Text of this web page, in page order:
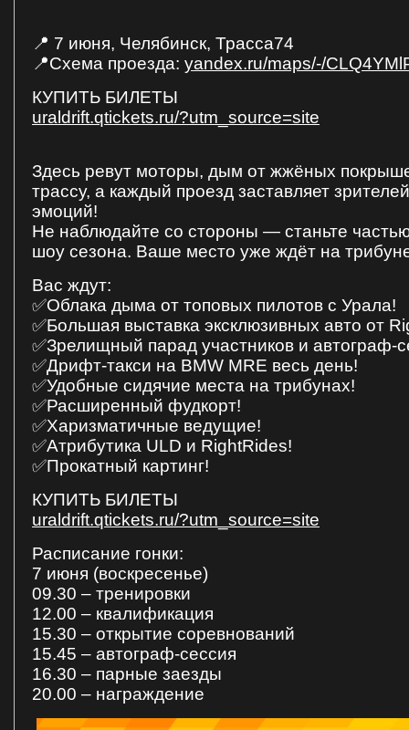
📍 7 июня, Челябинск, Трасса74
📍Схема проезда: yandex.ru/maps/-/
КУПИТЬ БИЛЕТЫ
uraldrift.qtickets.ru/?utm_source=site
Здесь ревут моторы, дым от жжёных
трассу, а каждый проезд заставляет
эмоций!
Не наблюдайте со стороны — станьте
шоу сезона. Ваше место уже ждёт на
Вас ждут:
✅Облака дыма от топовых пилотов с Урала!
✅Большая выставка эксклюзивных авто от
✅Зрелищный парад участников и автограф-
✅Дрифт-такси на BMW MRE весь день!
✅Удобные сидячие места на трибунах!
✅Расширенный фудкорт!
✅Харизматичные ведущие!
✅Атрибутика ULD и RightRides!
✅Прокатный картинг!
КУПИТЬ БИЛЕТЫ
uraldrift.qtickets.ru/?utm_source=site
Расписание гонки:
7 июня (воскресенье)
09.30 – тренировки
12.00 – квалификация
15.30 – открытие соревнований
15.45 – автограф-сессия
16.30 – парные заезды
20.00 – награждение